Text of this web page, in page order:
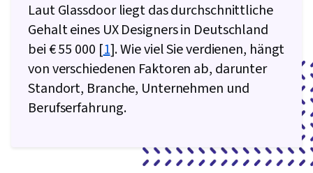
Laut Glassdoor liegt das durchschnittliche
Gehalt eines UX Designers in Deutschland
bei € 55 000 [1]. Wie viel Sie verdienen, hängt
von verschiedenen Faktoren ab, darunter
Standort, Branche, Unternehmen und
Berufserfahrung.